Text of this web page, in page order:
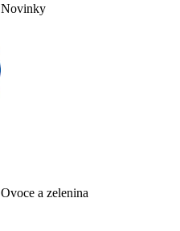
Novinky
Ovoce a zelenina